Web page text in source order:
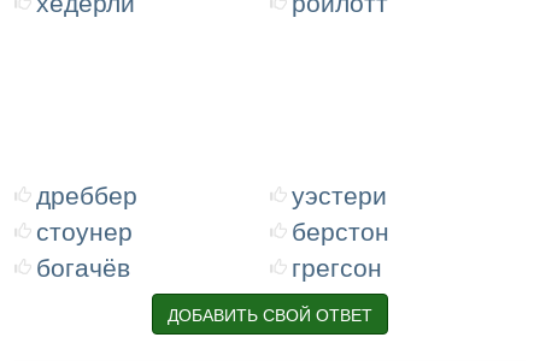
дреббер
уэстери
стоунер
берстон
богачёв
грегсон
ДОБАВИТЬ СВОЙ ОТВЕТ